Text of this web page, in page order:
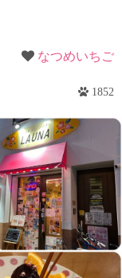
なつめいちご
1852